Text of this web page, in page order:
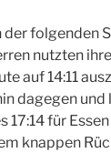
der folgenden
nutzten
auf 14:11
dagegen und
17:14 für
knappen